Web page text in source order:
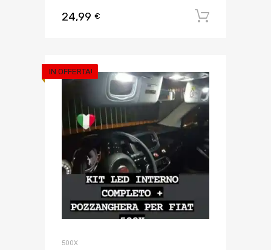
24,99 €
IN OFFERTA!
500X